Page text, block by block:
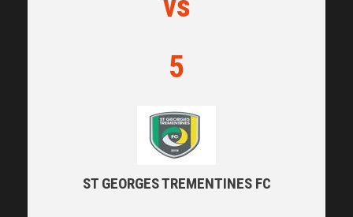
5
ST GEORGES TREMENTINES FC